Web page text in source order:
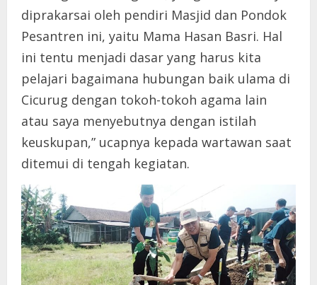
diprakarsai oleh pendiri Masjid dan Pondok
Pesantren ini, yaitu Mama Hasan Basri. Hal
ini tentu menjadi dasar yang harus kita
pelajari bagaimana hubungan baik ulama di
Cicurug dengan tokoh-tokoh agama lain
atau saya menyebutnya dengan istilah
keuskupan,” ucapnya kepada wartawan saat
ditemui di tengah kegiatan.